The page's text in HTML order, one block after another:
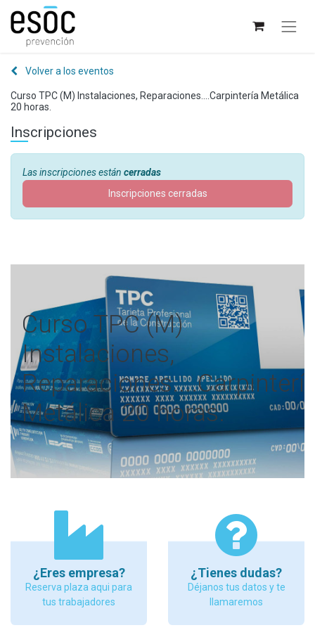
Volver a los eventos
Curso TPC (M) Instalaciones, Reparaciones....Carpintería Metálica
20 horas.
Inscripciones
Las inscripciones están cerradas
Inscripciones cerradas
Curso TPC (M)
Instalaciones,
Metálica 20 horas.
¿Eres empresa?
Reserva plaza aqui para
tus trabajadores
¿Tienes dudas?
Déjanos tus datos y te
llamaremos